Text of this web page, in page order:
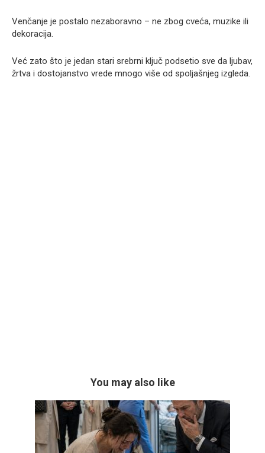
Venčanje je postalo nezaboravno – ne zbog cveća, muzike ili
dekoracija.
Već zato što je jedan stari srebrni ključ podsetio sve da ljubav,
žrtva i dostojanstvo vrede mnogo više od spoljašnjeg izgleda.
You may also like